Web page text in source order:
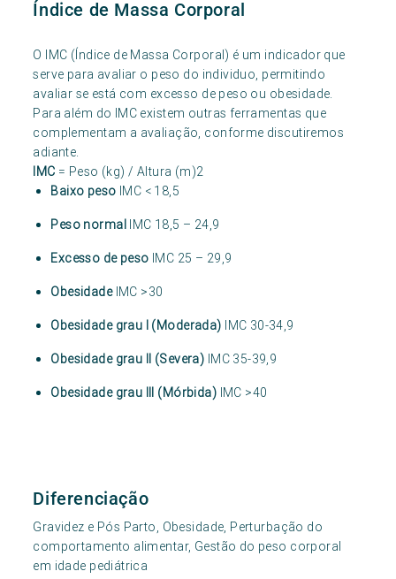
Índice de Massa Corporal
O IMC (Índice de Massa Corporal) é um indicador que
serve para avaliar o peso do individuo, permitindo
avaliar se está com excesso de peso ou obesidade.
Para além do IMC existem outras ferramentas que
complementam a avaliação, conforme discutiremos
adiante.
IMC = Peso (kg) / Altura (m)2
Baixo peso IMC < 18,5
Peso normal IMC 18,5 – 24,9
Excesso de peso IMC 25 – 29,9
ObesidadeIMC >30
Obesidade grau I (Moderada) IMC 30-34,9
Obesidade grau II (Severa) IMC 35-39,9
Obesidade grau III (Mórbida) IMC >40
Diferenciação
Gravidez e Pós Parto, Obesidade, Perturbação do
comportamento alimentar, Gestão do peso corporal
em idade pediátrica